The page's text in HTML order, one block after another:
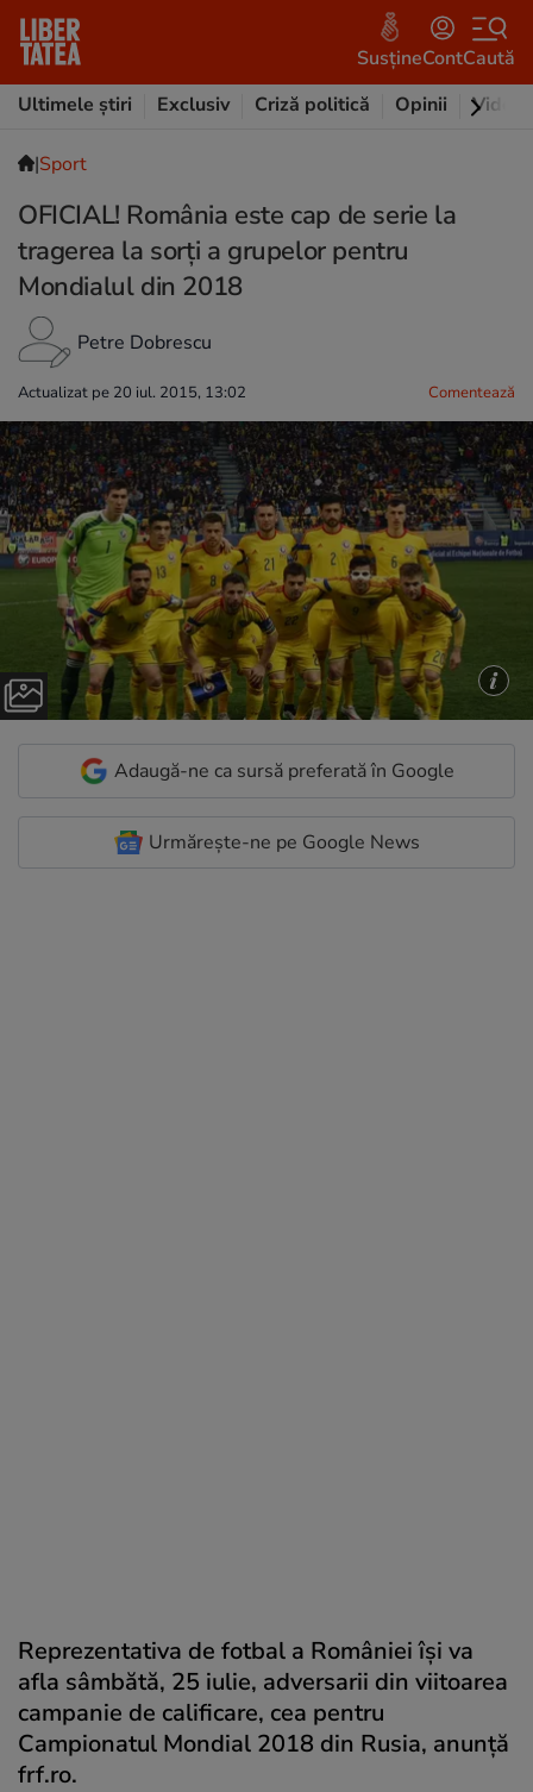
SusțineContCaută
Ultimele știri
Exclusiv Criză politică Opinii Video
|Sport
OFICIAL! România este cap de serie la
tragerea la sorți a grupelor pentru
Mondialul din 2018
Petre Dobrescu
Actualizat pe 20 iul. 2015, 13:02 Comentează
Adaugă-ne ca sursă preferată în Google
Urmărește-ne pe Google News
Reprezentativa de fotbal a României își va
afla sâmbătă, 25 iulie, adversarii din viitoarea
campanie de calificare, cea pentru
Campionatul Mondial 2018 din Rusia, anunță
frf.ro.